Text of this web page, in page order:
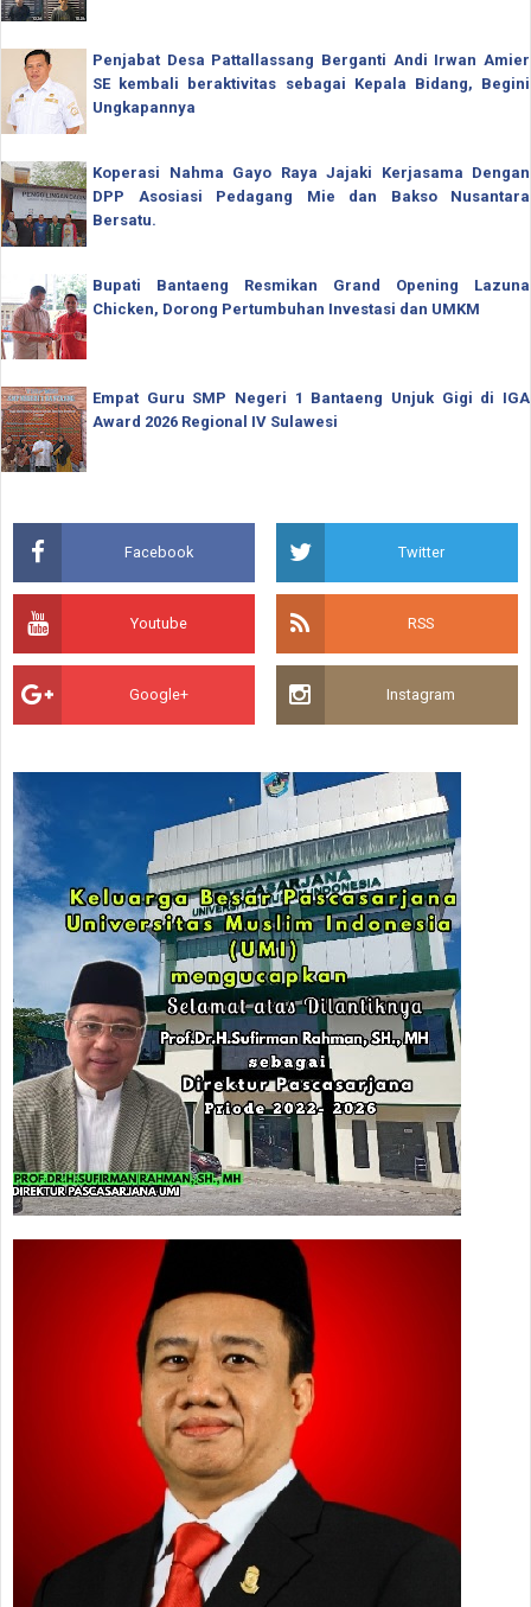
Penjabat Desa Pattallassang Berganti Andi Irwan Amier
SE kembali beraktivitas sebagai Kepala Bidang, Begini
Ungkapannya
Koperasi Nahma Gayo Raya Jajaki Kerjasama Dengan
DPP Asosiasi Pedagang Mie dan Bakso Nusantara
Bersatu.
Bupati Bantaeng Resmikan Grand Opening Lazuna
Chicken, Dorong Pertumbuhan Investasi dan UMKM
Empat Guru SMP Negeri 1 Bantaeng Unjuk Gigi di IGA
Award 2026 Regional IV Sulawesi
Facebook Twitter
Youtube RSS
Google+ Instagram